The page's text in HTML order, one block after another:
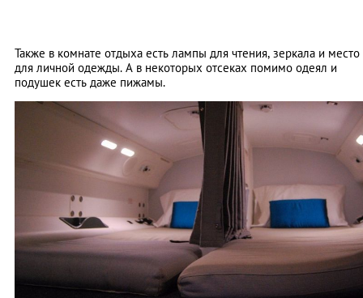
Также в комнате отдыха есть лампы для чтения, зеркала и место
для личной одежды. А в некоторых отсеках помимо одеял и
подушек есть даже пижамы.